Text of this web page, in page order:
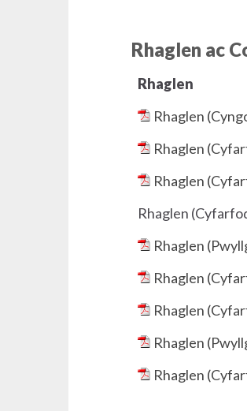
Rhaglen ac
Rhaglen
Rhaglen
Rhaglen
Rhaglen
Rhaglen
Rhaglen
Rhaglen
Rhaglen
Rhaglen
Rhaglen